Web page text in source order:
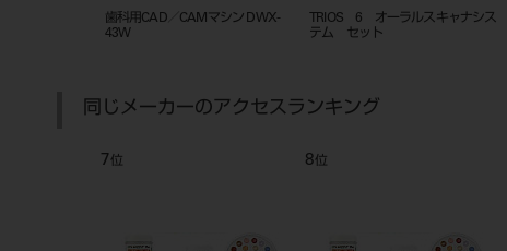
歯科用CAD／CAMマシン DWX-
43W
TRIOS 6 オーラルスキャナシス
テム セット
同じメーカーのアクセスランキング
7 位 8位